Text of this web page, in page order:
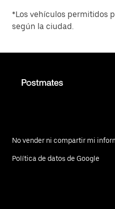
*Los vehículos permitidos
según la ciudad.
No vender ni compartir mi
Política de datos de Google